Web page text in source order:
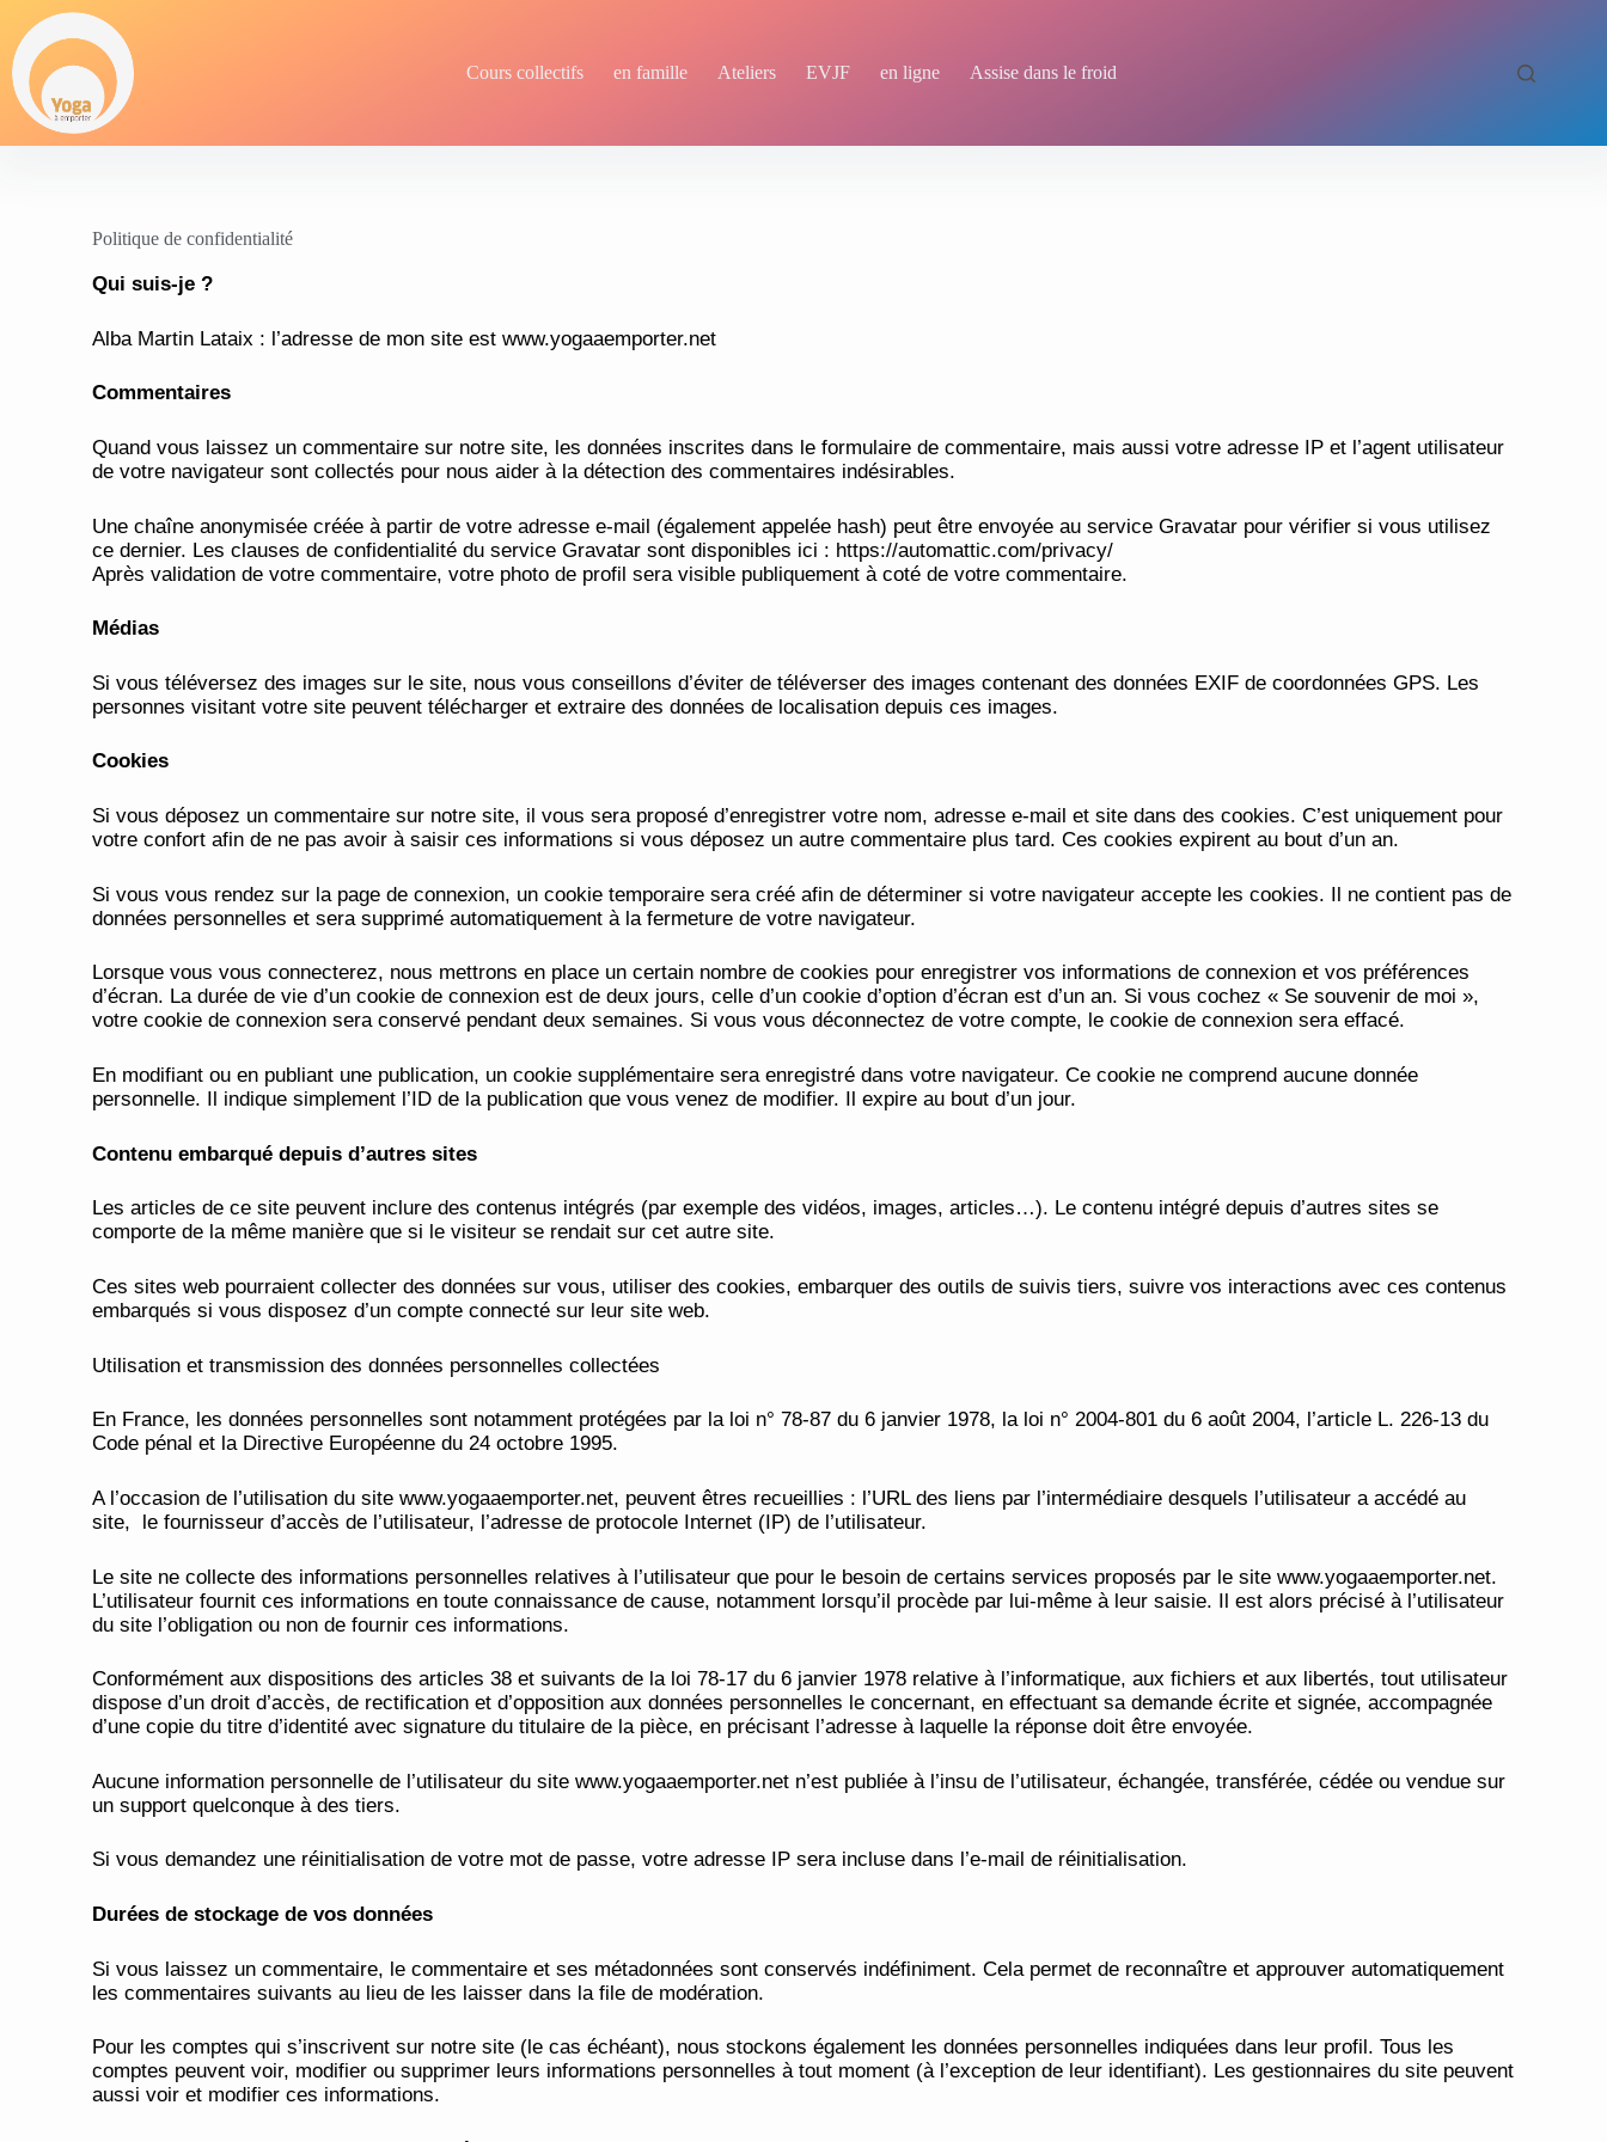
Cours collectifs en famille Ateliers EVJF en ligne Assise dans le froid
Politique de confidentialité
Qui suis-je ?
Alba Martin Lataix : l’adresse de mon site est www.yogaaemporter.net
Commentaires
Quand vous laissez un commentaire sur notre site, les données inscrites dans le formulaire de commentaire, mais aussi votre adresse IP et l’agent utilisateur
de votre navigateur sont collectés pour nous aider à la détection des commentaires indésirables.
Une chaîne anonymisée créée à partir de votre adresse e-mail (également appelée hash) peut être envoyée au service Gravatar pour vérifier si vous utilisez
ce dernier. Les clauses de confidentialité du service Gravatar sont disponibles ici : https://automattic.com/privacy/
Après validation de votre commentaire, votre photo de profil sera visible publiquement à coté de votre commentaire.
Médias
Si vous téléversez des images sur le site, nous vous conseillons d’éviter de téléverser des images contenant des données EXIF de coordonnées GPS. Les
personnes visitant votre site peuvent télécharger et extraire des données de localisation depuis ces images.
Cookies
Si vous déposez un commentaire sur notre site, il vous sera proposé d’enregistrer votre nom, adresse e-mail et site dans des cookies. C’est uniquement pour
votre confort afin de ne pas avoir à saisir ces informations si vous déposez un autre commentaire plus tard. Ces cookies expirent au bout d’un an.
Si vous vous rendez sur la page de connexion, un cookie temporaire sera créé afin de déterminer si votre navigateur accepte les cookies. Il ne contient pas de
données personnelles et sera supprimé automatiquement à la fermeture de votre navigateur.
Lorsque vous vous connecterez, nous mettrons en place un certain nombre de cookies pour enregistrer vos informations de connexion et vos préférences
d’écran. La durée de vie d’un cookie de connexion est de deux jours, celle d’un cookie d’option d’écran est d’un an. Si vous cochez « Se souvenir de moi »,
votre cookie de connexion sera conservé pendant deux semaines. Si vous vous déconnectez de votre compte, le cookie de connexion sera effacé.
En modifiant ou en publiant une publication, un cookie supplémentaire sera enregistré dans votre navigateur. Ce cookie ne comprend aucune donnée
personnelle. Il indique simplement l’ID de la publication que vous venez de modifier. Il expire au bout d’un jour.
Contenu embarqué depuis d’autres sites
Les articles de ce site peuvent inclure des contenus intégrés (par exemple des vidéos, images, articles…). Le contenu intégré depuis d’autres sites se
comporte de la même manière que si le visiteur se rendait sur cet autre site.
Ces sites web pourraient collecter des données sur vous, utiliser des cookies, embarquer des outils de suivis tiers, suivre vos interactions avec ces contenus
embarqués si vous disposez d’un compte connecté sur leur site web.
Utilisation et transmission des données personnelles collectées
En France, les données personnelles sont notamment protégées par la loi n° 78-87 du 6 janvier 1978, la loi n° 2004-801 du 6 août 2004, l’article L. 226-13 du
Code pénal et la Directive Européenne du 24 octobre 1995.
A l’occasion de l’utilisation du site www.yogaaemporter.net, peuvent êtres recueillies : l’URL des liens par l’intermédiaire desquels l’utilisateur a accédé au
site, le fournisseur d’accès de l’utilisateur, l’adresse de protocole Internet (IP) de l’utilisateur.
Le site ne collecte des informations personnelles relatives à l’utilisateur que pour le besoin de certains services proposés par le site www.yogaaemporter.net.
L’utilisateur fournit ces informations en toute connaissance de cause, notamment lorsqu’il procède par lui-même à leur saisie. Il est alors précisé à l’utilisateur
du site l’obligation ou non de fournir ces informations.
Conformément aux dispositions des articles 38 et suivants de la loi 78-17 du 6 janvier 1978 relative à l’informatique, aux fichiers et aux libertés, tout utilisateur
dispose d’un droit d’accès, de rectification et d’opposition aux données personnelles le concernant, en effectuant sa demande écrite et signée, accompagnée
d’une copie du titre d’identité avec signature du titulaire de la pièce, en précisant l’adresse à laquelle la réponse doit être envoyée.
Aucune information personnelle de l’utilisateur du site www.yogaaemporter.net n’est publiée à l’insu de l’utilisateur, échangée, transférée, cédée ou vendue sur
un support quelconque à des tiers.
Si vous demandez une réinitialisation de votre mot de passe, votre adresse IP sera incluse dans l’e-mail de réinitialisation.
Durées de stockage de vos données
Si vous laissez un commentaire, le commentaire et ses métadonnées sont conservés indéfiniment. Cela permet de reconnaître et approuver automatiquement
les commentaires suivants au lieu de les laisser dans la file de modération.
Pour les comptes qui s’inscrivent sur notre site (le cas échéant), nous stockons également les données personnelles indiquées dans leur profil. Tous les
comptes peuvent voir, modifier ou supprimer leurs informations personnelles à tout moment (à l’exception de leur identifiant). Les gestionnaires du site peuvent
aussi voir et modifier ces informations.